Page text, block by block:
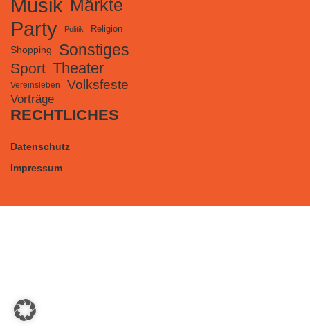
Musik Märkte
Party Politik Religion
Shopping Sonstiges
Sport Theater
Vereinsleben Volksfeste
Vorträge
RECHTLICHES
Datenschutz
Impressum